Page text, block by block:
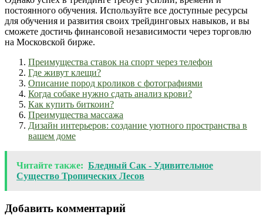
постоянного обучения. Используйте все доступные ресурсы
для обучения и развития своих трейдинговых навыков, и вы
сможете достичь финансовой независимости через торговлю
на Московской бирже.
Преимущества ставок на спорт через телефон
Где живут клещи?
Описание пород кроликов с фотографиями
Когда собаке нужно сдать анализ крови?
Как купить биткоин?
Преимущества массажа
Дизайн интерьеров: создание уютного пространства в
вашем доме
Читайте также: Бледный Сак - Удивительное
Существо Тропических Лесов
Добавить комментарий